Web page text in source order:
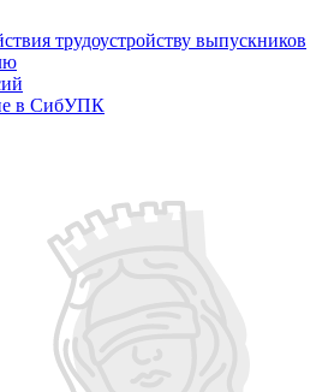
трудоустройству выпускников
в СибУПК